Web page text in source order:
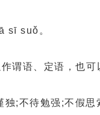
sī suǒ。
语、定语，也可
;不待勉强;不假思